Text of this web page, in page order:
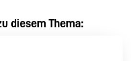
diesem Thema: